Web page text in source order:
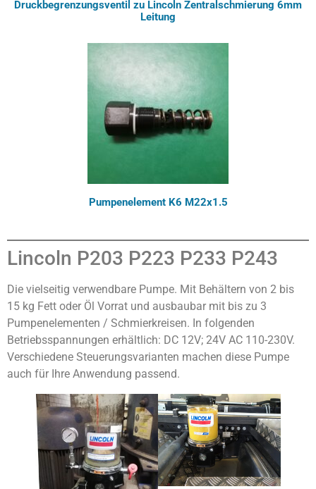
Druckbegrenzungsventil zu Lincoln Zentralschmierung 6mm
Leitung
Pumpenelement K6 M22x1.5
Lincoln P203 P223 P233 P243
Die vielseitig verwendbare Pumpe. Mit Behältern von 2 bis
15 kg Fett oder Öl Vorrat und ausbaubar mit bis zu 3
Pumpenelementen / Schmierkreisen. In folgenden
Betriebsspannungen erhältlich: DC 12V; 24V AC 110-230V.
Verschiedene Steuerungsvarianten machen diese Pumpe
auch für Ihre Anwendung passend.